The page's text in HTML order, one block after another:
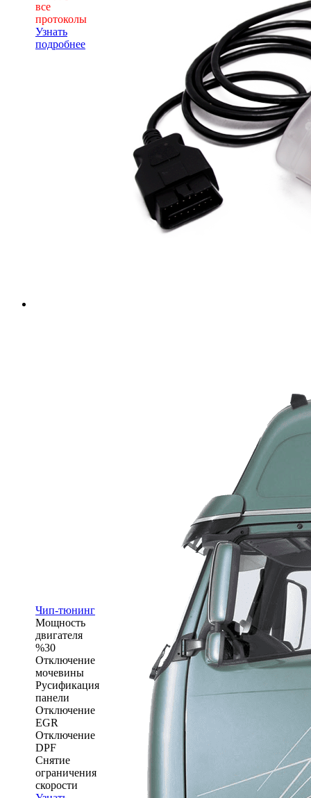
все
протоколы
Узнать
подробнее
Чип-тюнинг
Мощность
двигателя
%30
Отключение
мочевины
Русификация
панели
Отключение
EGR
Отключение
DPF
Снятие
ограничения
скорости